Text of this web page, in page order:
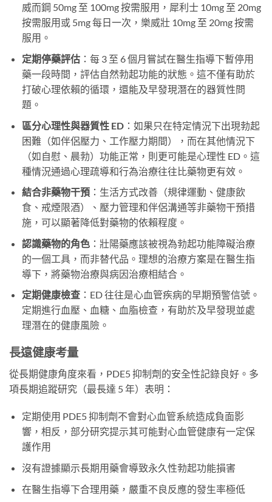
威而鋼 50mg 至 100mg 按需服用，犀利士 10mg 至 20mg
按需服用或 5mg 每日一次，樂威壯 10mg 至 20mg 按需
服用。
定期停藥評估：每 3 至 6 個月嘗試在醫生指導下暫停用
藥一段時間，評估自然勃起功能的狀態。這不僅有助於
打破心理依賴的循環，還能及早發現潛在的器質性問
題。
區分心理性與器質性 ED：如果只在特定情況下出現勃起
困難（如伴侶壓力、工作壓力期間），而在其他情況下
（如自慰、晨勃）功能正常，則更可能是心理性 ED。這
種情況通過心理疏導和行為治療往往比藥物更有效。
結合非藥物干預：生活方式改善（規律運動、健康飲
食、戒煙限酒）、壓力管理和伴侶溝通等非藥物干預措
施，可以顯著降低對藥物的依賴程度。
認識藥物的角色：壯陽藥應該被視為勃起功能障礙治療
的一個工具，而非替代品。理想的治療方案是在醫生指
導下，將藥物治療與病因治療相結合。
定期健康檢查：ED 往往是心血管疾病的早期預警信號。
定期進行血壓、血糖、血脂檢查，有助於及早發現並處
理潛在的健康風險。
長遠健康考量
從長期健康角度來看，PDE5 抑制劑的安全性記錄良好。多
項長期追蹤研究（最長達 5 年）表明：
定期使用 PDE5 抑制劑不會對心血管系統造成負面影
響，相反，部分研究提示其可能對心血管健康有一定保
護作用
沒有證據顯示長期用藥會導致永久性勃起功能損害
在醫生指導下合理用藥，嚴重不良反應的發生率極低